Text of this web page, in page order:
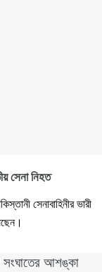
সেনা নিহত
সেনাবাহিনীর ভারী